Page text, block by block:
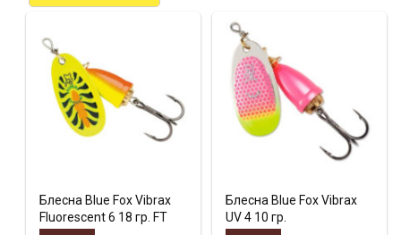
Блесна Blue Fox Vibrax
Fluorescent 6 18 гр. FT
Блесна Blue Fox Vibrax
UV 4 10 гр.